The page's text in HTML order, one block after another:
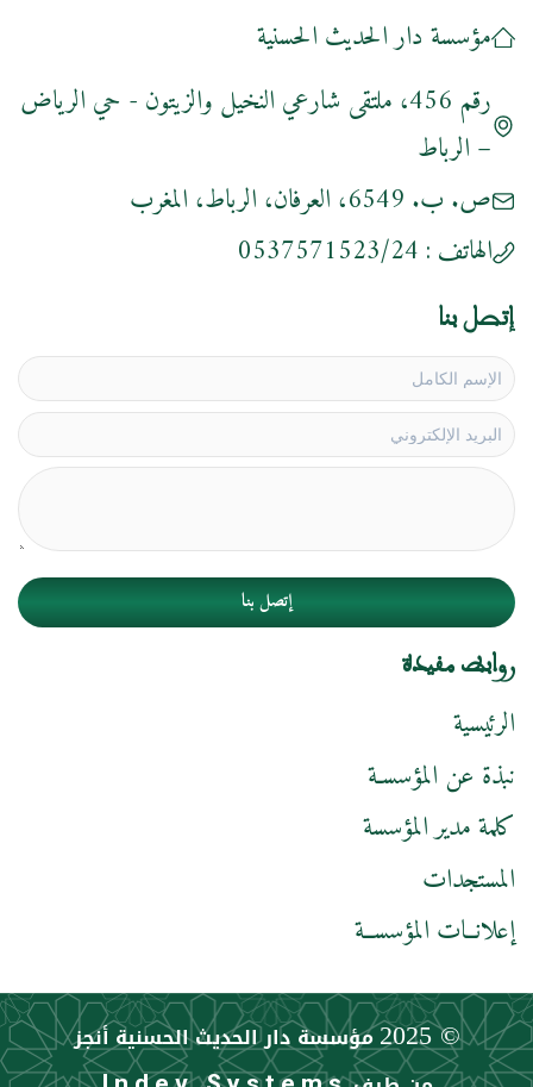
مؤسسة دار الحديث الحسنية
رقم 456، ملتقى شارعي النخيل والزيتون - حي الرياض
– الرباط
ص. ب. 6549، العرفان، الرباط، المغرب
الهاتف : 0537571523/24
إتصل بنا
إتصل بنا
روابط مفيدة
الرئيسية
نبذة عن المؤسسـة
كلمة مدير المؤسسة
المستجدات
إعلانــات المؤسســة
© 2025
مؤسسة دار الحديث الحسنية أنجز